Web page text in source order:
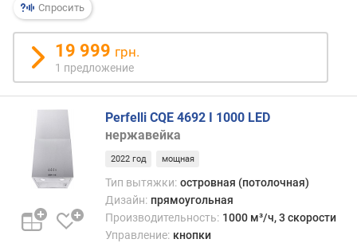
е
к
л
и
т
о
д
Спросить
19 999 грн.
1 предложение
Perfelli CQE 4692 I 1000 LED
нержавейка
2022 год мощная
Тип вытяжки: островная (потолочная)
Дизайн: прямоугольная
Производительность: 1000 м³/ч, 3 скорости
Управление: кнопки